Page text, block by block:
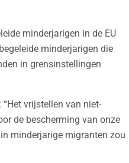
minderjarigen in de EU
minderjarigen die
in grensinstellingen
vrijstellen van niet-
de bescherming van onze
minderjarige migranten zou